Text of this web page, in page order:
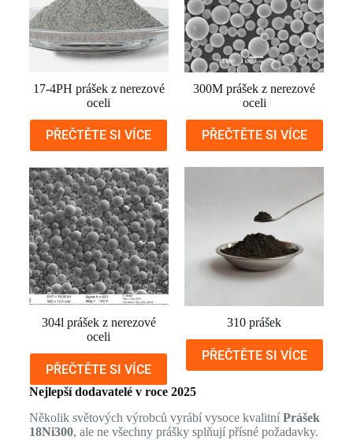
17-4PH prášek z nerezové
oceli
PŘEČTĚTE SI VÍCE
300M prášek z nerezové
oceli
PŘEČTĚTE SI VÍCE
304l prášek z nerezové
oceli
PŘEČTĚTE SI VÍCE
310 prášek
PŘEČTĚTE SI VÍCE
Nejlepší dodavatelé v roce 2025
Několik světových výrobců vyrábí vysoce kvalitní Prášek
18Ni300, ale ne všechny prášky splňují přísné požadavky.